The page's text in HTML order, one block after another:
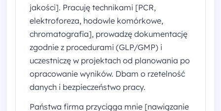
jakości]. Pracuję technikami [PCR,
elektroforeza, hodowle komórkowe,
chromatografia], prowadzę dokumentację
zgodnie z procedurami (GLP/GMP) i
uczestniczę w projektach od planowania po
opracowanie wyników. Dbam o rzetelność
danych i bezpieczeństwo pracy.
Państwa firma przyciąga mnie [nawiązanie